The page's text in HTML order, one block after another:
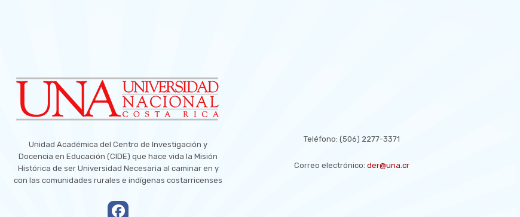
Unidad Académica del Centro de Investigación y
Docencia en Educación (CIDE) que hace vida la Misión
Histórica de ser Universidad Necesaria al caminar en y
con las comunidades rurales e indígenas costarricenses
Teléfono:(506) 2277-3371
Correo electrónico:der@una.cr